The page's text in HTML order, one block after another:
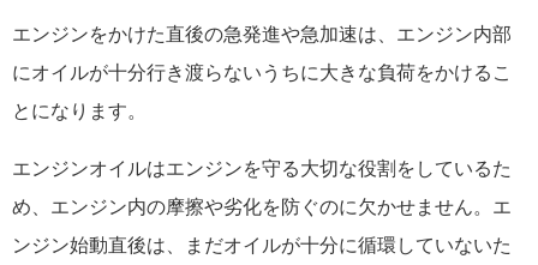
エンジンをかけた直後の急発進や急加速は、エンジン内部
にオイルが十分行き渡らないうちに大きな負荷をかけるこ
とになります。
エンジンオイルはエンジンを守る大切な役割をしているた
め、エンジン内の摩擦や劣化を防ぐのに欠かせません。エ
ンジン始動直後は、まだオイルが十分に循環していないた